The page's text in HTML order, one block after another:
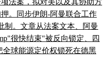
法案，拟对美以及其协助方
。同步伊朗-阿曼联合工作
制。文章从法案文本、阿曼
很快结束"被反向锁定、四
球能源定价权锁死在德黑